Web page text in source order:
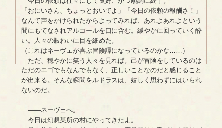
「おにいさん、ちょっとおいでよ」「今日の依頼の報酬さ！」
なんて声をかけられたからよってみれば、あれよあれよという
間にもてなされアルコールを口に含む。緩やかに回っていく酔
い。人々の賑わいに目を細めた。
（これはネーヴェが喜ぶ冒険譚になっているのかな……）
ただ、穏やかに笑う人々を見れば。己が冒険をしているのは
ただのエゴでもなんでもなく、正しいことなのだと感じること
が出来る。そんな瞬間をルドラスは、嬉しく思わずにはいられ
ないのだ。
――ネーヴェへ。
今日は幻想某所の村にやってきたよ。